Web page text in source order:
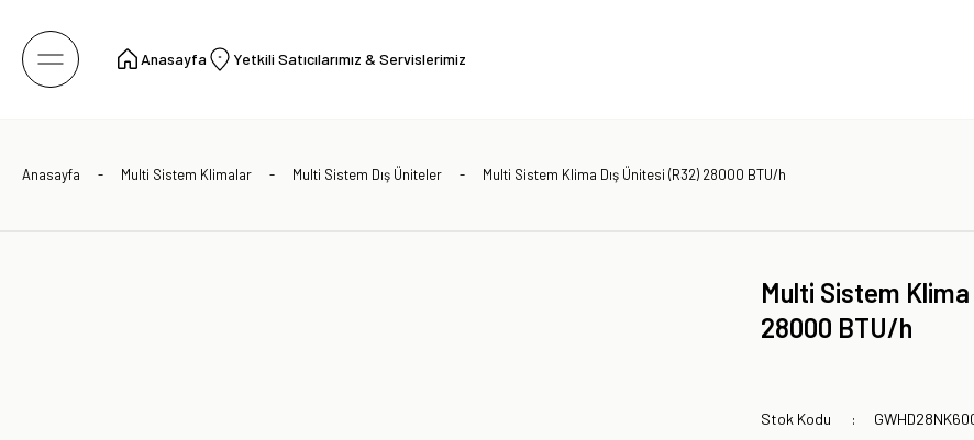
Anasayfa Yetkili Satıcılarımız & Servislerimiz
Anasayfa Multi Sistem Klimalar Multi Sistem Dış Üniteler Multi Sistem Klima Dış Ünitesi (R32) 28000 BTU/h
Multi Sistem Klima
28000 BTU/h
Stok Kodu